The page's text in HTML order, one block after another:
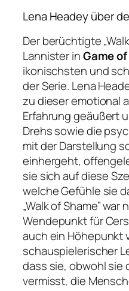
Lena Headey über
Der berüchtigte
Lannister inGame
ikonischsten und
der Serie. Lena
zu dieser emotional
Erfahrung geäußert
Drehs sowie die
mit der Darstellung
einhergeht,
sie sich auf diese
welche Gefühle sie
„Walk of Shame” war
Wendepunkt für
auch ein Höhepunkt
schauspielerischer
dass sie, obwohl sie
vermisst, die